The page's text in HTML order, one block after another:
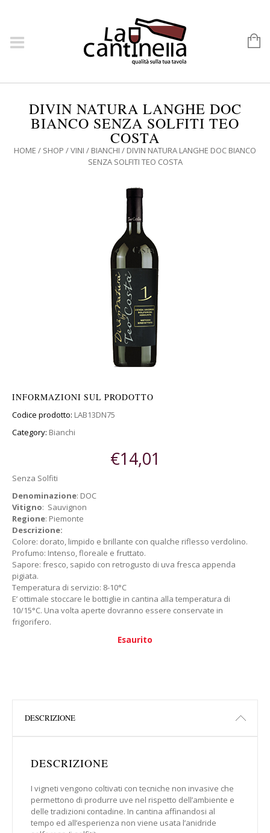
DIVIN NATURA LANGHE DOC
BIANCO SENZA SOLFITI TEO
COSTA
HOME / SHOP /VINI / BIANCHI / DIVIN NATURA LANGHE DOC BIANCO
SENZA SOLFITI TEO COSTA
INFORMAZIONI SUL PRODOTTO
Codice prodotto: LAB13DN75
Category: Bianchi
€14,01
Senza Solfiti
Denominazione: DOC
Vitigno: Sauvignon
Regione: Piemonte
Descrizione:
Colore: dorato, limpido e brillante con qualche riflesso verdolino.
Profumo: Intenso, floreale e fruttato.
Sapore: fresco, sapido con retrogusto di uva fresca appenda
pigiata.
Temperatura di servizio: 8-10°C
E’ ottimale stoccare le bottiglie in cantina alla temperatura di
10/15°C. Una volta aperte dovranno essere conservate in
frigorifero.
Esaurito
DESCRIZIONE
DESCRIZIONE
I vigneti vengono coltivati con tecniche non invasive che
permettono di produrre uve nel rispetto dell’ambiente e
delle tradizioni contadine. In cantina affinandosi al
tempo ed all’esperienza non viene usata l’anidride